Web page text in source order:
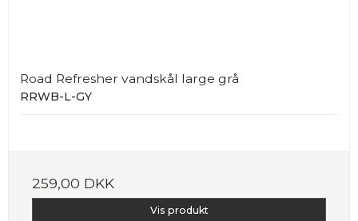
Road Refresher vandskål large grå
RRWB-L-GY
259,00 DKK
Vis produkt